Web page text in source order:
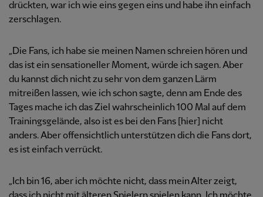
drückten, war ich wie eins gegen eins und habe ihn einfach
zerschlagen.
„Die Fans, ich habe sie meinen Namen schreien hören und
das ist ein sensationeller Moment, würde ich sagen. Aber
du kannst dich nicht zu sehr von dem ganzen Lärm
mitreißen lassen, wie ich schon sagte, denn am Ende des
Tages mache ich das Ziel wahrscheinlich 100 Mal auf dem
Trainingsgelände, also ist es bei den Fans [hier] nicht
anders. Aber offensichtlich unterstützen dich die Fans dort,
es ist einfach verrückt.
„Ich bin 16, aber ich möchte nicht, dass mein Alter zeigt,